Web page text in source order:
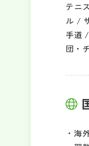
テニ
ル /
手道
団・
海